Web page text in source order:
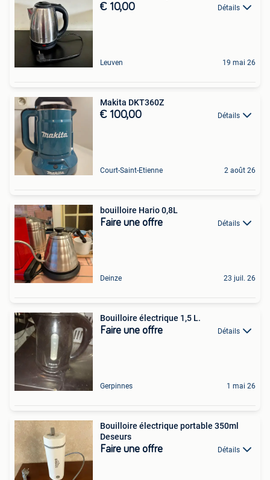
€ 10,00 Détails
Leuven 19 mai 26
Makita DKT360Z
€ 100,00 Détails
Court-Saint-Etienne 2 août 26
bouilloire Hario 0,8L
Faire une offre Détails
Deinze 23 juil. 26
Bouilloire électrique 1,5 L.
Faire une offre Détails
Gerpinnes 1 mai 26
Bouilloire électrique portable 350ml
Deseurs
Faire une offre Détails